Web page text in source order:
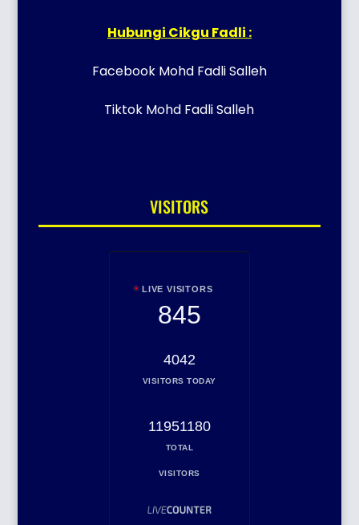
Hubungi Cikgu Fadli :
Facebook Mohd Fadli Salleh
Tiktok Mohd Fadli Salleh
VISITORS
LIVE VISITORS
845
4042
VISITORS TODAY
11951180
TOTAL
VISITORS